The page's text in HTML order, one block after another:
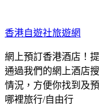
至
主
要
內
容
香港自遊社旅遊網
網上預訂香港酒店！
通過我們的網上酒店
情況，方便你找到及
哪裡旅行/自由行